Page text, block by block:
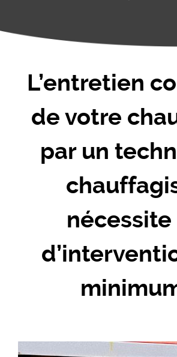
L’entretien
de votre
par un
nécessite